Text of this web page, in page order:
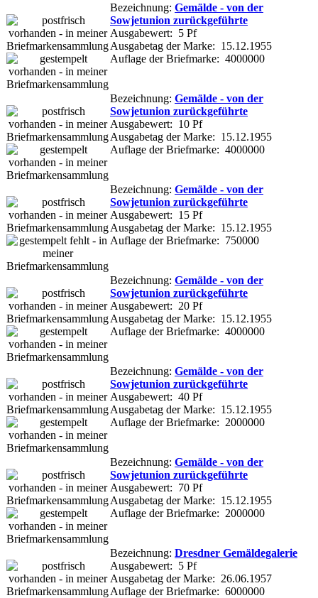
Bezeichnung: Gemälde - von der
Sowjetunion zurückgeführte
Ausgabewert: 5 Pf
Ausgabetag der Marke: 15.12.1955
Auflage der Briefmarke: 4000000
Bezeichnung: Gemälde - von der
Sowjetunion zurückgeführte
Ausgabewert: 10 Pf
Ausgabetag der Marke: 15.12.1955
Auflage der Briefmarke: 4000000
Bezeichnung: Gemälde - von der
Sowjetunion zurückgeführte
Ausgabewert: 15 Pf
Ausgabetag der Marke: 15.12.1955
Auflage der Briefmarke: 750000
Bezeichnung: Gemälde - von der
Sowjetunion zurückgeführte
Ausgabewert: 20 Pf
Ausgabetag der Marke: 15.12.1955
Auflage der Briefmarke: 4000000
Bezeichnung: Gemälde - von der
Sowjetunion zurückgeführte
Ausgabewert: 40 Pf
Ausgabetag der Marke: 15.12.1955
Auflage der Briefmarke: 2000000
Bezeichnung: Gemälde - von der
Sowjetunion zurückgeführte
Ausgabewert: 70 Pf
Ausgabetag der Marke: 15.12.1955
Auflage der Briefmarke: 2000000
Bezeichnung: Dresdner Gemäldegalerie
Ausgabewert: 5 Pf
Ausgabetag der Marke: 26.06.1957
Auflage der Briefmarke: 6000000